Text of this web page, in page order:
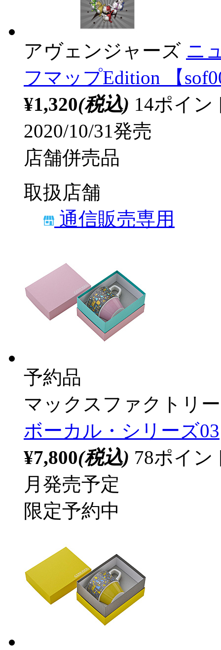
アヴェンジャーズ ニ
フマップEdition 【
¥1,320(税込) 14ポイ
2020/10/31発売
店舗併売品
取扱店舗
通信販売専用
予約品
マックスファクトリー
ボーカル・シリーズ03
¥7,800(税込) 78ポイ
月発売予定
限定予約中